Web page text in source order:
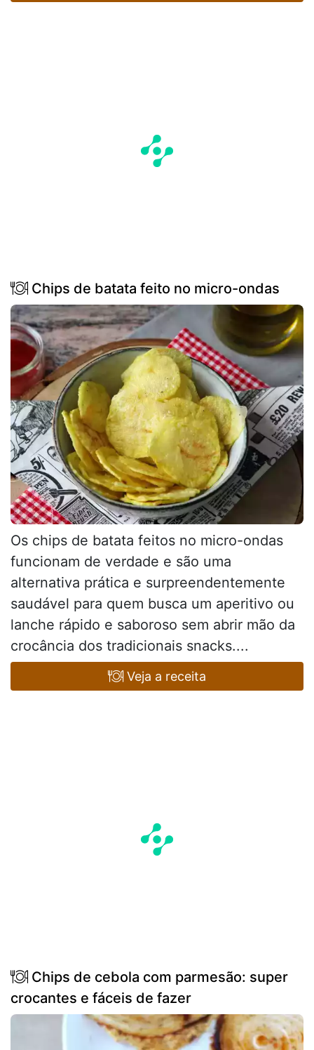
Chips de batata feito no micro-ondas
Os chips de batata feitos no micro-ondas
funcionam de verdade e são uma
alternativa prática e surpreendentemente
saudável para quem busca um aperitivo ou
lanche rápido e saboroso sem abrir mão da
crocância dos tradicionais snacks....
Veja a receita
Chips de cebola com parmesão: super
crocantes e fáceis de fazer